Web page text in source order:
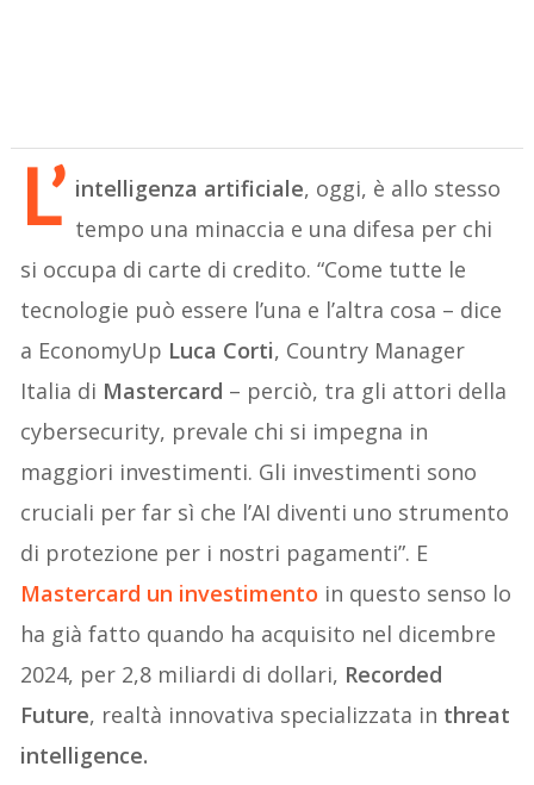
L’ intelligenza artificiale, oggi, è allo stesso
tempo una minaccia e una difesa per chi
si occupa di carte di credito. “Come tutte le
tecnologie può essere l’una e l’altra cosa – dice
a EconomyUp Luca Corti, Country Manager
Italia di Mastercard – perciò, tra gli attori della
cybersecurity, prevale chi si impegna in
maggiori investimenti. Gli investimenti sono
cruciali per far sì che l’AI diventi uno strumento
di protezione per i nostri pagamenti”. E
Mastercard un investimento in questo senso lo
ha già fatto quando ha acquisito nel dicembre
2024, per 2,8 miliardi di dollari, Recorded
Future, realtà innovativa specializzata in threat
intelligence.